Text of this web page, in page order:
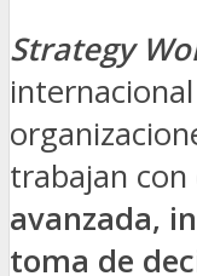
Strategy
trabajan con
avanzada,
toma de